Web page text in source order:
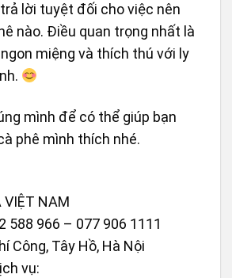
lời tuyệt đối cho việc nên
nào. Điều quan trọng nhất là
miệng và thích thú với ly
mình để có thể giúp bạn
phê mình thích nhé.
VIỆT NAM
588 966 – 077 906 1111
Công, Tây Hồ, Hà Nội
vụ: